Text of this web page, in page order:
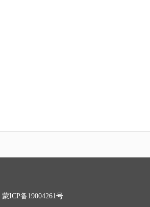
蒙ICP备19004261号